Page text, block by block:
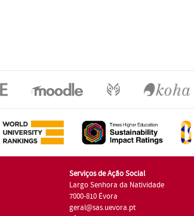
Serviços de Ação Social
Largo Senhora da Natividade
7000-810 Évora
geral@sas.uevora.pt